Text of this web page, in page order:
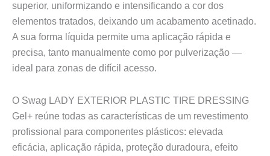
superior, uniformizando e intensificando a cor dos
elementos tratados, deixando um acabamento acetinado.
A sua forma líquida permite uma aplicação rápida e
precisa, tanto manualmente como por pulverização —
ideal para zonas de difícil acesso.
O Swag LADY EXTERIOR PLASTIC TIRE DRESSING
Gel+ reúne todas as características de um revestimento
profissional para componentes plásticos: elevada
eficácia, aplicação rápida, proteção duradoura, efeito